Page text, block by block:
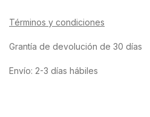
Términos y condiciones
Grantía de devolución de 30 días
Envío: 2-3 días hábiles